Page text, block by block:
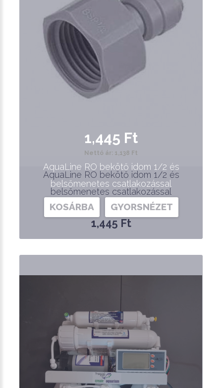
AquaLine RO bekötő idom 1/2 és
belsőmenetes csatlakozással
1,445 Ft
1,445 Ft
Nettó ár: 1,138 Ft
AquaLine RO bekötő idom 1/2 és
belsőmenetes csatlakozással
KOSÁRBA GYORSNÉZET